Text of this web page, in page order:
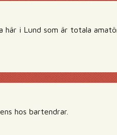
här i Lund som är totala
hos bartendrar.